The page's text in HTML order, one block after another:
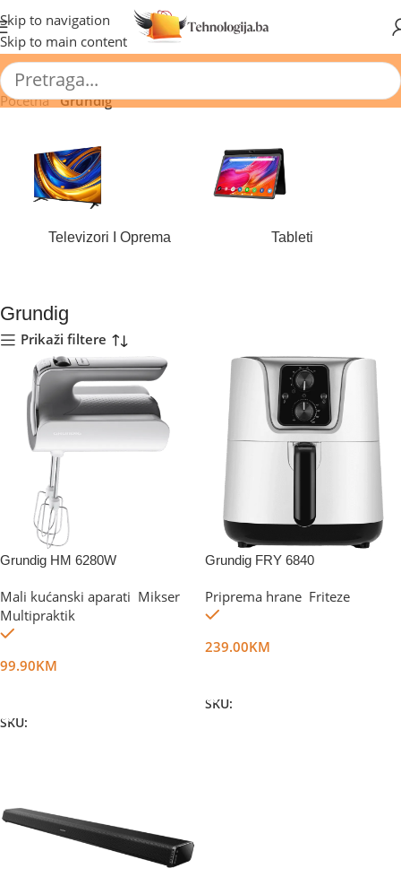
Skip to navigation
Skip to main content
🔥 Pogledajte aktuelne akcije 🔥
Početna/ Grundig
Televizori I Oprema Tableti
Grundig
Prikaži filtere
Grundig HM 6280W
Mali kućanski aparati Mikser
Multipraktik
99.90KM
SKU:
Grundig FRY 6840
Priprema hrane Friteze
239.00KM
SKU: